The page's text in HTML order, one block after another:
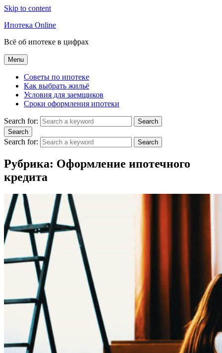
Skip to content
Ипотека Online
Всё об ипотеке в цифрах
Menu
Советы по ипотеке
Как выбрать жильё
Условия для заемщиков
Сроки оформления ипотеки
Search for:
Search
Search
Search for: Search
Рубрика: Оформление ипотечного
кредита